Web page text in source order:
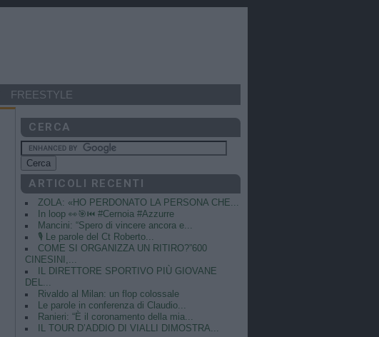
FREESTYLE
CERCA
ARTICOLI RECENTI
ZOLA: «HO PERDONATO LA PERSONA CHE...
In loop 👀🎯⏮️ #Cernoia #Azzurre
Mancini: “Spero di vincere ancora e...
🎙️ Le parole del Ct Roberto...
COME SI ORGANIZZA UN RITIRO?”600
CINESINI,...
IL DIRETTORE SPORTIVO PIÙ GIOVANE
DEL...
Rivaldo al Milan: un flop colossale
Le parole in conferenza di Claudio...
Ranieri: “È il coronamento della mia...
IL TOUR D’ADDIO DI VIALLI DIMOSTRA...